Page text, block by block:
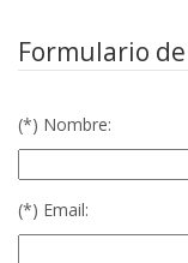
Formulario
(*) Nombre:
(*) Email: